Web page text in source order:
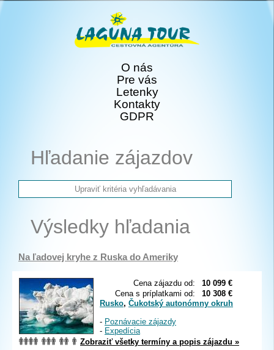
O nás
Pre vás
Letenky
Kontakty
GDPR
Hľadanie zájazdov
Výsledky hľadania
Na ľadovej kryhe z Ruska do Ameriky
Cena zájazdu od:
10 099 €
Cena s príplatkami od:
10 308 €
Rusko, Čukotský autonómny okruh
- Poznávacie zájazdy
- Expedícia
Zobraziť všetky termíny a popis zájazdu »